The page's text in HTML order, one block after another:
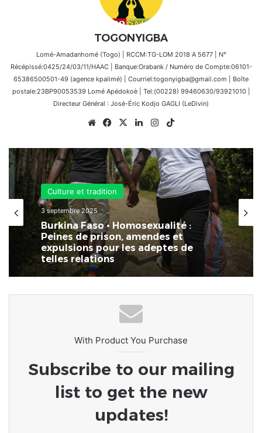
TOGONYIGBA
Lomé-Amadanhomé (Togo) | RCCM:TG-LOM 2018 A 5677 | N°
Récépissé:0425/24/03/11/HAAC | Banque:Orabank / Numéro de Compte:06101-
65386500501-49 (agence kpalimé) | Courriel:togonyigba@gmail.com | Boîte
postale:23BP90053539 Lomé Apédokoè | Tel:(00228) 99460630/93921010 |
Directeur Général : José-Éric Kodjo GAGLI (LeDivin)
WebsiteFacebook
X LinkedinInstagram
Culture et tradition
3 septembre 2025
Burkina Faso • Homosexualité :
Peines de prison, amendes et
expulsions pour les adeptes de
telles relations
With Product You Purchase
Subscribe to our mailing
list to get the new
updates!